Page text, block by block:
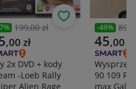
cena
% 199,00 zł
cena
,00 zł
2x DVD + kody
-Loeb Rally
Alien Rage
Obserwuj
-49%
Aktualna
45,00
90 109
max